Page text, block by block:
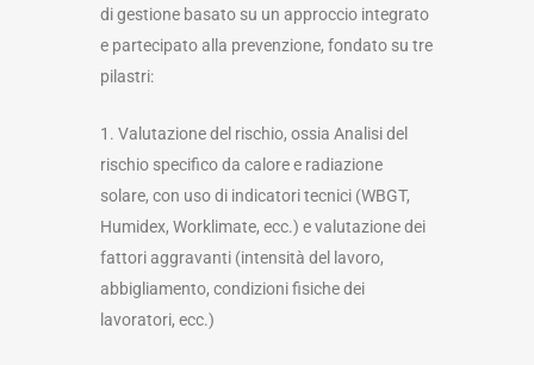
di gestione basato su un approccio integrato
e partecipato alla prevenzione, fondato su tre
pilastri:
1. Valutazione del rischio, ossia Analisi del
rischio specifico da calore e radiazione
solare, con uso di indicatori tecnici (WBGT,
Humidex, Worklimate, ecc.) e valutazione dei
fattori aggravanti (intensità del lavoro,
abbigliamento, condizioni fisiche dei
lavoratori, ecc.)